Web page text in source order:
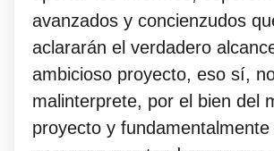
avanzados y concienzudos
aclararán el verdadero
ambicioso proyecto, eso sí,
malinterprete, por el bien del
proyecto y fundamentalmente